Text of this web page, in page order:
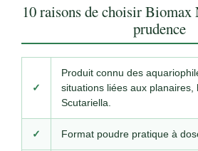
10 raisons de choisir Biomax
prudence
✓
Produit connu des
situations liées aux planaires,
Scutariella.
✓ Format poudre pratique à